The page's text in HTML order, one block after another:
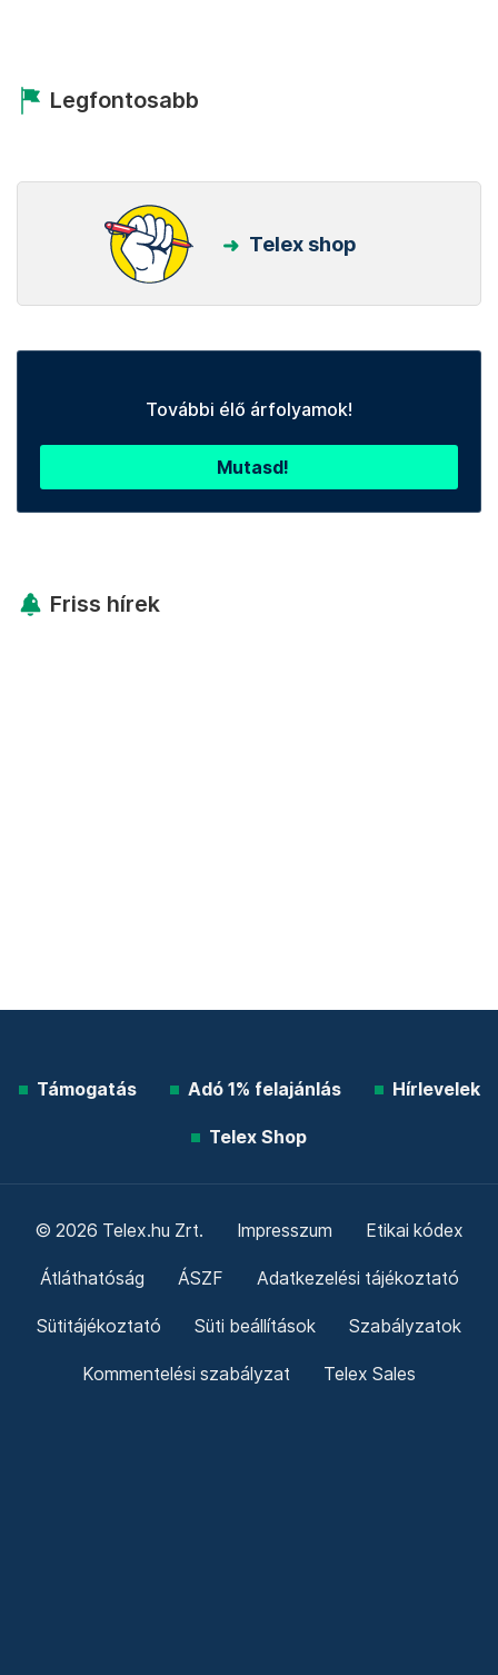
Legfontosabb
Telex shop
További élő árfolyamok!
Mutasd!
Friss hírek
Támogatás Adó 1% felajánlás Hírlevelek
Telex Shop
© 2026 Telex.hu Zrt. Impresszum Etikai kódex
Átláthatóság ÁSZF Adatkezelési tájékoztató
Sütitájékoztató Süti beállítások Szabályzatok
Kommentelési szabályzat Telex Sales